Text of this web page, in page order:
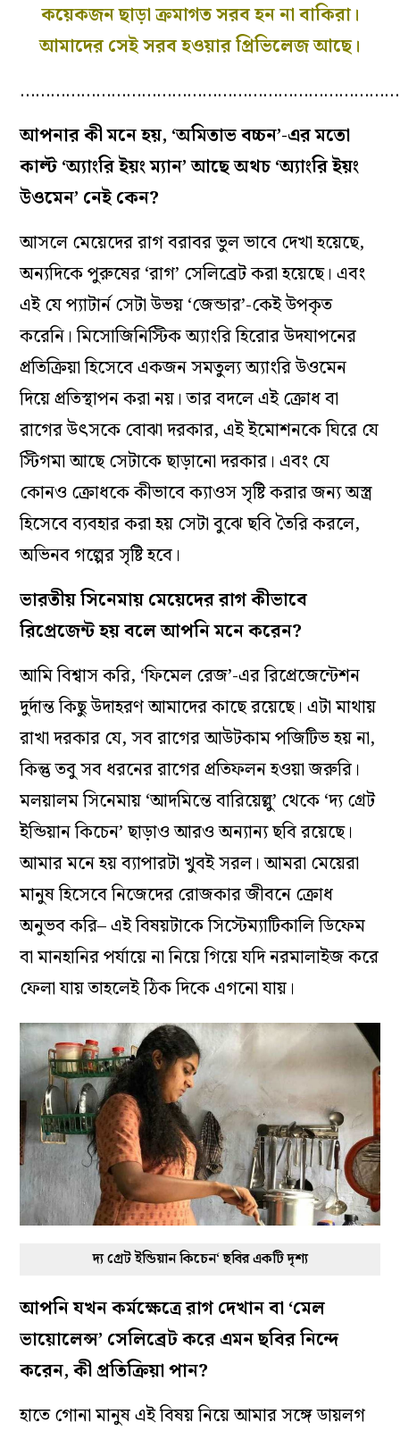
কয়েকজন ছাড়া ক্রমাগত সরব হন না বাকিরা।
আমাদের সেই সরব হওয়ার প্রিভিলেজ আছে।
আপনার কী মনে হয়, ‘অমিতাভ বচ্চন’-এর মতো
কাল্ট ‘অ‌্যাংরি ইয়ং ম‌্যান’ আছে অথচ ‘অ‌্যাংরি ইয়ং
উওমেন’ নেই কেন?
আসলে মেয়েদের রাগ বরাবর ভুল ভাবে দেখা হয়েছে,
অন‌্যদিকে পুরুষের ‘রাগ’ সেলিব্রেট করা হয়েছে। এবং
এই যে প‌্যাটার্ন সেটা উভয় ‘জেন্ডার’-কেই উপকৃত
করেনি। মিসোজিনিস্টিক অ‌্যাংরি হিরোর উদযাপনের
প্রতিক্রিয়া হিসেবে একজন সমতুল‌্য অ‌্যাংরি উওমেন
দিয়ে প্রতিস্থাপন করা নয়। তার বদলে এই ক্রোধ বা
রাগের উৎসকে বোঝা দরকার, এই ইমোশনকে ঘিরে যে
স্টিগমা আছে সেটাকে ছাড়ানো দরকার। এবং যে
কোনও ক্রোধকে কীভাবে ক‌্যাওস সৃষ্টি করার জন‌্য অস্ত্র
হিসেবে ব‌্যবহার করা হয় সেটা বুঝে ছবি তৈরি করলে,
অভিনব গল্পের সৃষ্টি হবে।
ভারতীয় সিনেমায় মেয়েদের রাগ কীভাবে
রিপ্রেজেন্ট হয় বলে আপনি মনে করেন?
আমি বিশ্বাস করি, ‘ফিমেল রেজ’-এর রিপ্রেজেন্টেশন
দুর্দান্ত কিছু উদাহরণ আমাদের কাছে রয়েছে। এটা মাথায়
রাখা দরকার যে, সব রাগের আউটকাম পজিটিভ হয় না,
কিন্তু তবু সব ধরনের রাগের প্রতিফলন হওয়া জরুরি।
মলয়ালম সিনেমায়‘আদমিন্তে বারিয়েল্লু’ থেকে ‘দ‌্য গ্রেট
ইন্ডিয়ান কিচেন’ ছাড়াও আরও অন‌্যান‌্য ছবি রয়েছে।
আমার মনে হয় ব‌্যাপারটা খুবই সরল। আমরা মেয়েরা
মানুষ হিসেবে নিজেদের রোজকার জীবনে ক্রোধ
অনুভব করি– এই বিষয়টাকে সিস্টেম‌্যাটিকালি ডিফেম
বা মানহানির পর্যায়ে না নিয়ে গিয়ে যদি নরমালাইজ করে
ফেলা যায় তাহলেই ঠিক দিকে এগনো যায়।
দ্য গ্রেট ইন্ডিয়ান কিচেন‘ ছবির একটি দৃশ্য
আপনি যখন কর্মক্ষেত্রে রাগ দেখান বা ‘মেল
ভায়োলেন্স’ সেলিব্রেট করে এমন ছবির নিন্দে
করেন, কী প্রতিক্রিয়া পান?
হাতে গোনা মানুষ এই বিষয় নিয়ে আমার সঙ্গে ডায়লগ